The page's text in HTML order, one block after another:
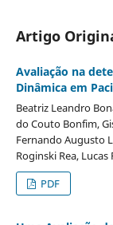
Artigo
Avaliação na
Dinâmica em
Beatriz Leandro
do Couto Bonfim,
Fernando Augusto
Roginski Rea,
PDF